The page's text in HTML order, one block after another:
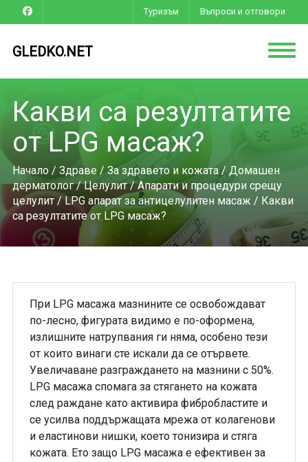
Туризъм Въпроси и отговори
GLEDKO.NET
Какви са резултатите
от LPG масаж?
Начало/ Здраве/За здравето и кожата/ Домашен
дерматолог/Целулит/Апарати и процедури срещу
целулит/LPG апарат за антицелулитен масаж / Какви
са резултатите от LPG масаж?
При LPG масажа мазнините се освобождават
по-лесно, фигурата видимо е по-оформена,
излишните натрупвания ги няма, особено тези
от които винаги сте искали да се отървете.
Увеличаване разграждането на мазнини с 50%.
LPG масажа спомага за стягането на кожата
след раждане като активира фибробластите и
се усилва поддържащата мрежа от колагенови
и еластинови нишки, което тонизира и стяга
кожата. Ето защо LPG масажа е ефективен за